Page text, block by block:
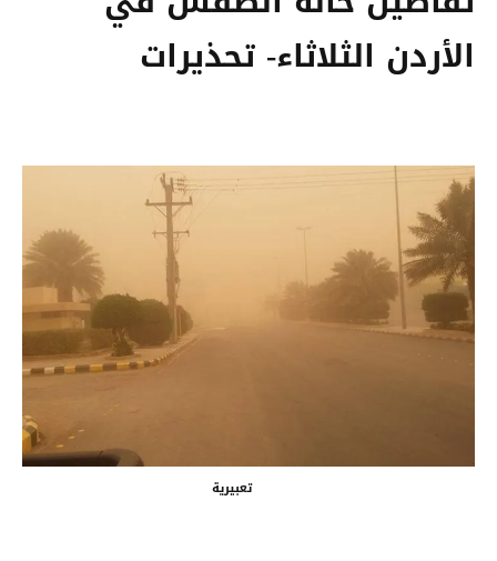
الأردن الثلاثاء- تحذيرات
تعبيرية